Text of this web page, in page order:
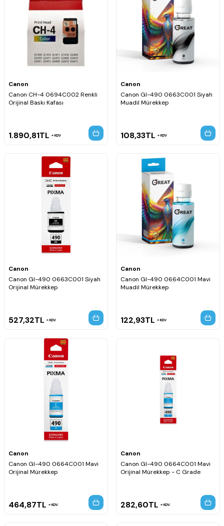
Canon
Canon CH-4 0694C002 Renkli
Orijinal Baskı Kafası
1.890,81TL KDV
Canon
Canon GI-490 0663C001 Siyah
Muadil Mürekkep
108,33TL KDV
Canon
Canon GI-490 0663C001 Siyah
Orijinal Mürekkep
527,32TL KDV
Canon
Canon GI-490 0664C001 Mavi
Muadil Mürekkep
122,93TL KDV
Canon
Canon GI-490 0664C001 Mavi
Orijinal Mürekkep
464,87TL KDV
Canon
Canon GI-490 0664C001 Mavi
Orijinal Mürekkep - C Grade
282,60TL KDV